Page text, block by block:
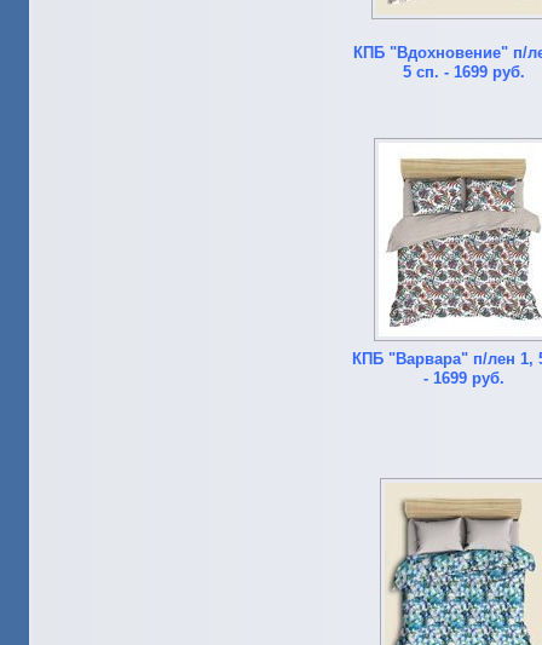
КПБ "Вдохновение" п/
5 сп. - 1699 руб.
КПБ "Варвара" п/лен 1,
- 1699 руб.